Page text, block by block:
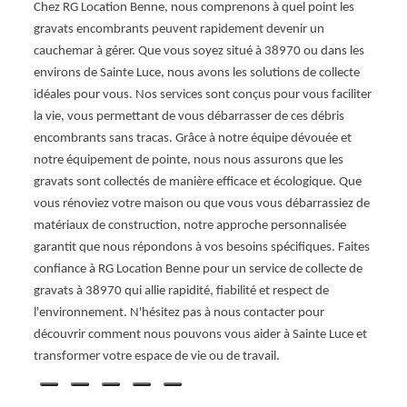
Chez RG Location Benne, nous comprenons à quel point les
gravats encombrants peuvent rapidement devenir un
cauchemar à gérer. Que vous soyez situé à 38970 ou dans les
environs de Sainte Luce, nous avons les solutions de collecte
idéales pour vous. Nos services sont conçus pour vous faciliter
la vie, vous permettant de vous débarrasser de ces débris
encombrants sans tracas. Grâce à notre équipe dévouée et
notre équipement de pointe, nous nous assurons que les
gravats sont collectés de manière efficace et écologique. Que
vous rénoviez votre maison ou que vous vous débarrassiez de
matériaux de construction, notre approche personnalisée
garantit que nous répondons à vos besoins spécifiques. Faites
confiance à RG Location Benne pour un service de collecte de
gravats à 38970 qui allie rapidité, fiabilité et respect de
l'environnement. N'hésitez pas à nous contacter pour
découvrir comment nous pouvons vous aider à Sainte Luce et
transformer votre espace de vie ou de travail.